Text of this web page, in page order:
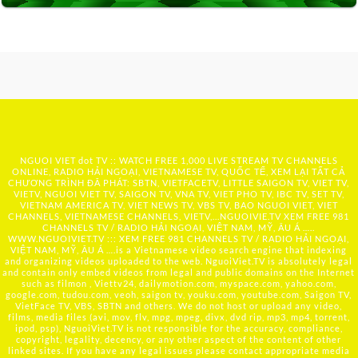
NGUOI VIET dot TV :: WATCH FREE 1,000 LIVE STREAM TV CHANNELS
ONLINE, RADIO HẢI NGOẠI, VIETNAMESE TV, QUỐC TẾ, XEM LẠI TẤT CẢ
CHƯƠNG TRÌNH ĐÃ PHÁT: SBTN, VIETFACETV, LITTLE SAIGON TV, VIET TV,
VIETV, NGUOI VIET TV, SAIGON TV, VNA TV, VIET PHO TV, IBC TV, SET TV,
VIETNAM AMERICA TV, VIET NEWS TV, VBS TV, BAO NGUOI VIET, VIET
CHANNELS, VIETNAMESE CHANNELS, VIETV,... NGUOIVIE.TV XEM FREE 981
CHANNELS TV / RADIO HẢI NGOẠI, VIỆT NAM, MỸ, ÂU Á …..
WWW.NGUOIVIET.TV ::: XEM FREE 981 CHANNELS TV / RADIO HẢI NGOẠI,
VIỆT NAM, MỸ, ÂU Á ….is a Vietnamese video search engine that indexing
and organizing videos uploaded to the web. NguoiViet.TV is absolutely legal
and contain only embed videos from legal and public domains on the Internet
such as filmon , Viettv24, dailymotion.com, myspace.com, yahoo.com,
google.com, tudou.com, veoh, saigon tv, youku.com, youtube.com, Saigon TV,
VietFace TV, VBS, SBTN and others. We do not host or upload any video,
films, media files (avi, mov, flv, mpg, mpeg, divx, dvd rip, mp3, mp4, torrent,
ipod, psp), NguoiViet.TV is not responsible for the accuracy, compliance,
copyright, legality, decency, or any other aspect of the content of other
linked sites. If you have any legal issues please contact appropriate media